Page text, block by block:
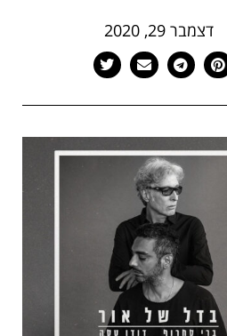
דצמבר 29, 2020